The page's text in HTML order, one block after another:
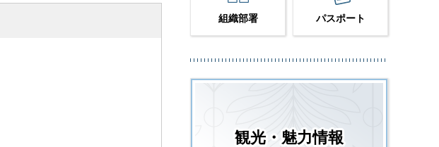
組織部署 パスポート
観光・魅力情報